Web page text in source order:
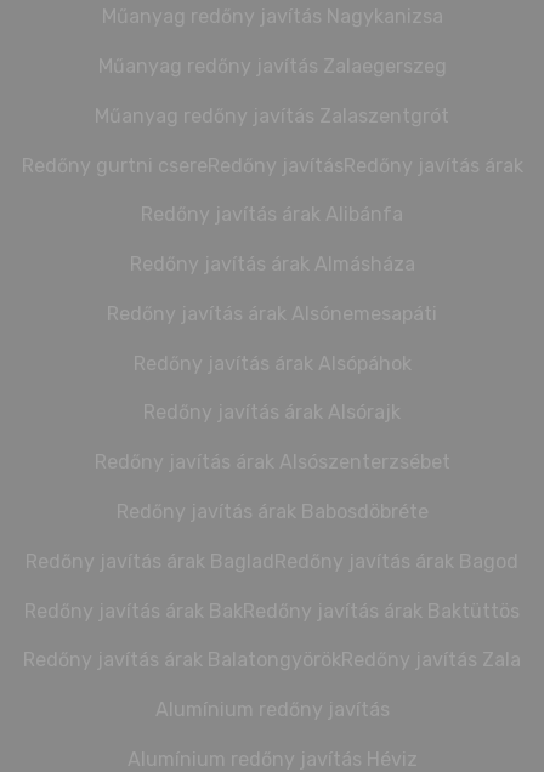
Műanyag redőny javítás Nagykanizsa
Műanyag redőny javítás Zalaegerszeg
Műanyag redőny javítás Zalaszentgrót
Redőny javítás Redőny javítás árak
Redőny javítás árak Alibánfa
Redőny javítás árak Almásháza
Redőny javítás árak Alsónemesapáti
Redőny javítás árak Alsópáhok
Redőny javítás árak Alsórajk
Redőny javítás árak Alsószenterzsébet
Redőny javítás árak Babosdöbréte
Redőny javítás árak Baglad Redőny javítás árak Bagod
Redőny javítás árak Bak Redőny javítás árak Baktüttös
Redőny javítás árak Balatongyörök Redőny javítás Zala
Alumínium redőny javítás
Alumínium redőny javítás Héviz